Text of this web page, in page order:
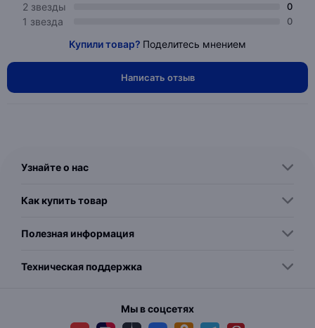
2 звезды 0
1 звезда 0
Купили товар? Поделитесь мнением
Написать отзыв
Узнайте о нас
Как купить товар
Полезная информация
Техническая поддержка
Мы в соцсетях